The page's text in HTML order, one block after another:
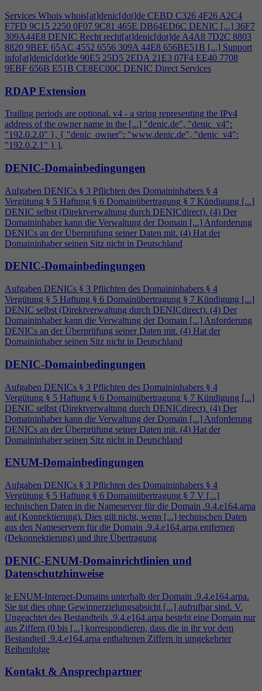
Services Whois whois[at]denic[dot]de CEBD C326 4F26 A2C4
F7FD 9C15 2250 0F07 9C81 465E DB64ED6C DENIC [...] 36F7
309A44E8 DENIC Recht recht[at]denic[dot]de A4A8 7D2C 8803
8820 9BEE 65AC 4552 6556 309A 44E8 656BE51B [...] Support
info[at]denic[dot]de 90E5 25D5 2EDA 21E3 07F4 EE40 7708
9EBF 656B E51B CE8EC00C DENIC Direct Services
RDAP Extension
Trailing periods are optional. v4 - a string representing the IPv4
address of the owner name in the [...] "denic.de", "denic_v4":
"192.0.2.0" }, { "denic_owner": "www.denic.de", "denic_v4":
"192.0.2.1" } ],
DENIC-Domainbedingungen
Aufgaben DENICs § 3 Pflichten des Domaininhabers § 4
Vergütung § 5 Haftung § 6 Domainübertragung § 7 Kündigung [...]
DENIC selbst (Direktverwaltung durch DENICdirect). (4) Der
Domaininhaber kann die Verwaltung der Domain [...] Anforderung
DENICs an der Überprüfung seiner Daten mit. (4) Hat der
Domaininhaber seinen Sitz nicht in Deutschland
DENIC-Domainbedingungen
Aufgaben DENICs § 3 Pflichten des Domaininhabers § 4
Vergütung § 5 Haftung § 6 Domainübertragung § 7 Kündigung [...]
DENIC selbst (Direktverwaltung durch DENICdirect). (4) Der
Domaininhaber kann die Verwaltung der Domain [...] Anforderung
DENICs an der Überprüfung seiner Daten mit. (4) Hat der
Domaininhaber seinen Sitz nicht in Deutschland
DENIC-Domainbedingungen
Aufgaben DENICs § 3 Pflichten des Domaininhabers § 4
Vergütung § 5 Haftung § 6 Domainübertragung § 7 Kündigung [...]
DENIC selbst (Direktverwaltung durch DENICdirect). (4) Der
Domaininhaber kann die Verwaltung der Domain [...] Anforderung
DENICs an der Überprüfung seiner Daten mit. (4) Hat der
Domaininhaber seinen Sitz nicht in Deutschland
ENUM-Domainbedingungen
Aufgaben DENICs § 3 Pflichten des Domaininhabers § 4
Vergütung § 5 Haftung § 6 Domainübertragung § 7 V [...]
technischen Daten in die Nameserver für die Domain .9.4.e164.arpa
auf (Konnektierung). Dies gilt nicht, wenn [...] technischen Daten
aus den Nameservern für die Domain .9.4.e164.arpa entfernen
(Dekonnektierung) und ihre Übertragung
DENIC-ENUM-Domainrichtlinien und
Datenschutzhinweise
le ENUM-Internet-Domains unterhalb der Domain .9.4.e164.arpa.
Sie tut dies ohne Gewinnerzielungsabsicht [...] aufrufbar sind. V.
Ungeachtet des Bestandteils .9.4.e164.arpa besteht eine Domain nur
aus Ziffern (0 bis [...] korrespondieren, dass die in ihr vor dem
Bestandteil .9.4.e164.arpa enthaltenen Ziffern in umgekehrter
Reihenfolge
Kontakt & Ansprechpartner